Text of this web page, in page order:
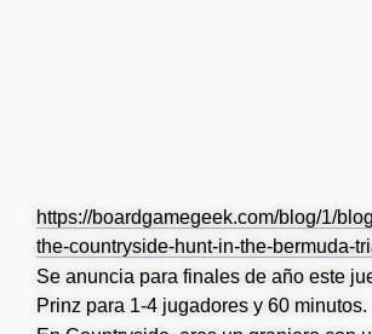
https://boardgamegeek.com/blog/1/
the-countryside-hunt-in-the-bermuda-
Se anuncia para finales de año este
Prinz para 1-4 jugadores y 60 minutos.